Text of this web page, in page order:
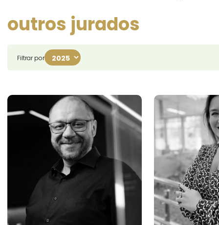
outros jurados
Filtrar por